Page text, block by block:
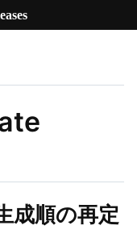
成順の再定